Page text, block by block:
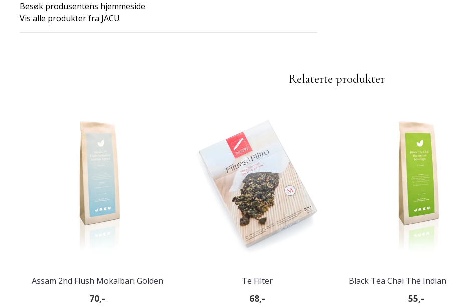
Besøk produsentens hjemmeside
Vis alle produkter fra JACU
Relaterte produkter
Assam 2nd Flush Mokalbari Golden
Tipped
70,-
Te Filter
68,-
Black Tea Chai The
55,-